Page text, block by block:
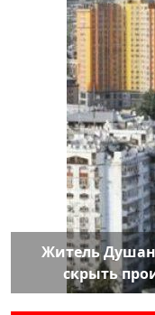
Житель
скрыть